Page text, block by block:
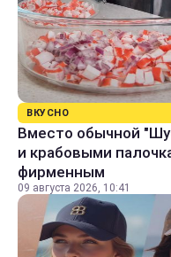
ВКУСНО
Вместо обычной
и крабовыми
фирменным
09 августа 2026, 10:41